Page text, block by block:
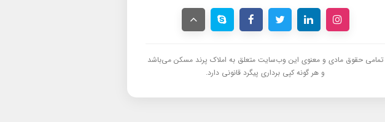
تمامی حقوق مادی و معنوی این وب‌سایت متعلق به املاک پرند مسکن می‌باشد
و هر گونه کپی برداری پیگرد قانونی دارد.